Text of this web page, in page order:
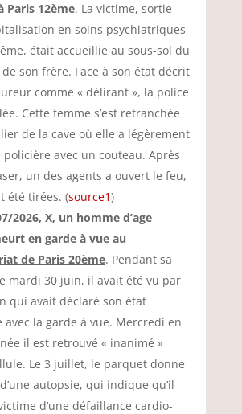
Paris 12ème. La victime, sortie
en soins psychiatriques
était accueillie au sous-sol du
son frère. Face à son état décrit
comme « délirant », la police
Cette femme s’est retranchée
de la cave où elle a légèrement
policière avec un couteau. Après
un des agents a ouvert le feu,
été tirées. (source1)
2026, X, un homme d’age
en garde à vue au
de Paris 20ème. Pendant sa
mardi 30 juin, il avait été vu par
qui avait déclaré son état
avec la garde à vue. Mercredi en
il est retrouvé « inanimé »
Le 3 juillet, le parquet donne
autopsie, qui indique qu’il
d’une défaillance cardio-